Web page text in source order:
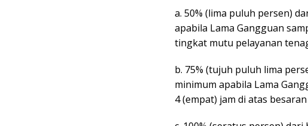
a. 50% (lima puluh persen)
apabila Lama Gangguan
tingkat mutu pelayanan
b. 75% (tujuh puluh lima
minimum apabila Lama
4 (empat) jam di atas